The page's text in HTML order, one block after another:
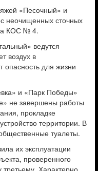
«Песочный» и
неочищенных сточных
КОС № 4.
ведутся
воздух в
опасность для жизни
и «Парк Победы»
не завершены работы
прокладке
территории. В
туалеты.
их эксплуатации
проверенного
Характерно,